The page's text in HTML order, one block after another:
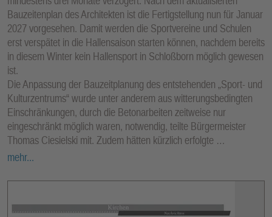
Bauzeitenplan des Architekten ist die Fertigstellung nun für Januar
2027 vorgesehen. Damit werden die Sportvereine und Schulen
erst verspätet in die Hallensaison starten können, nachdem bereits
in diesem Winter kein Hallensport in Schloßborn möglich gewesen
ist.
Die Anpassung der Bauzeitplanung des entstehenden „Sport- und
Kulturzentrums“ wurde unter anderem aus witterungsbedingten
Einschränkungen, durch die Betonarbeiten zeitweise nur
eingeschränkt möglich waren, notwendig, teilte Bürgermeister
Thomas Ciesielski mit. Zudem hätten kürzlich erfolgte …
mehr...